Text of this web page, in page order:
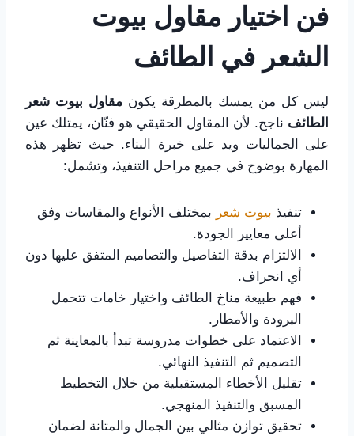
فن اختيار مقاول بيوت
الشعر في الطائف
ليس كل من يمسك بالمطرقة يكون مقاول بيوت شعر
الطائف ناجح. لأن المقاول الحقيقي هو فنّان، يمتلك عين
على الجماليات ويد على خبرة البناء. حيث تظهر هذه
المهارة بوضوح في جميع مراحل التنفيذ، وتشمل:
تنفيذ بيوت شعر بمختلف الأنواع والمقاسات وفق
أعلى معايير الجودة.
الالتزام بدقة التفاصيل والتصاميم المتفق عليها دون
أي انحراف.
فهم طبيعة مناخ الطائف واختيار خامات تتحمل
البرودة والأمطار.
الاعتماد على خطوات مدروسة تبدأ بالمعاينة ثم
التصميم ثم التنفيذ النهائي.
تقليل الأخطاء المستقبلية من خلال التخطيط
المسبق والتنفيذ المنهجي.
تحقيق توازن مثالي بين الجمال والمتانة لضمان